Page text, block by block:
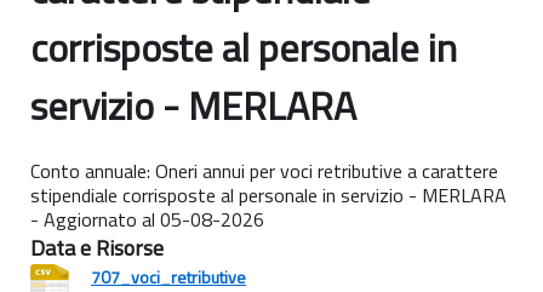
corrisposte al personale in
servizio - MERLARA
Conto annuale: Oneri annui per voci retributive a carattere
stipendiale corrisposte al personale in servizio - MERLARA
- Aggiornato al 05-08-2026
Data e Risorse
707_voci_retributive